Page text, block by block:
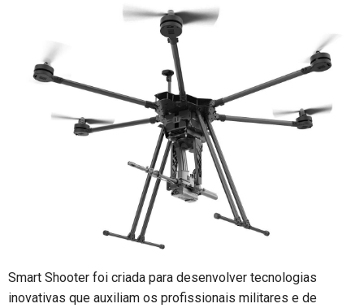
Smart Shooter foi criada para desenvolver tecnologias
inovativas que auxiliam os profissionais militares e de